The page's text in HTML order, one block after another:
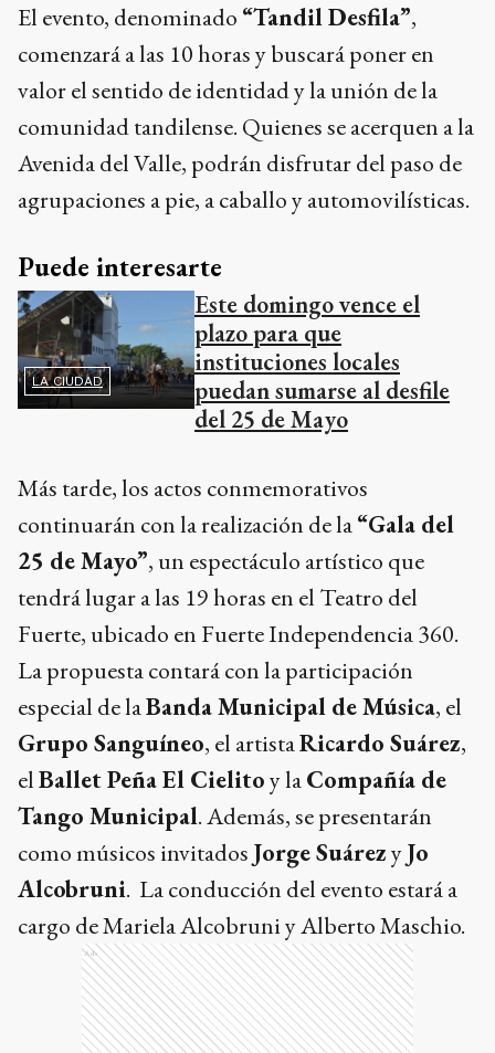
El evento, denominado “Tandil Desfila”,
comenzará a las 10 horas y buscará poner en
valor el sentido de identidad y la unión de la
comunidad tandilense. Quienes se acerquen a la
Avenida del Valle, podrán disfrutar del paso de
agrupaciones a pie, a caballo y automovilísticas.
Puede interesarte
LA CIUDAD
Este domingo vence el
plazo para que
instituciones locales
puedan sumarse al desfile
del 25 de Mayo
Más tarde, los actos conmemorativos
continuarán con la realización de la“Gala del
25 de Mayo”, un espectáculo artístico que
tendrá lugar a las 19 horas en el Teatro del
Fuerte, ubicado en Fuerte Independencia 360.
La propuesta contará con la participación
especial de laBanda Municipal de Música, el
Grupo Sanguíneo, el artistaRicardo Suárez,
elBallet Peña El Cielitoy laCompañía de
Tango Municipal. Además, se presentarán
como músicos invitados Jorge SuárezyJo
Alcobruni. La conducción del evento estará a
cargo de Mariela Alcobruni y Alberto Maschio.
Ads